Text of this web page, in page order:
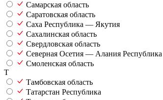
Самарская область
Саратовская область
Саха Республика — Якутия
Сахалинская область
Свердловская область
Северная Осетия — Алания Республика
Смоленская область
Т
Тамбовская область
Татарстан Республика